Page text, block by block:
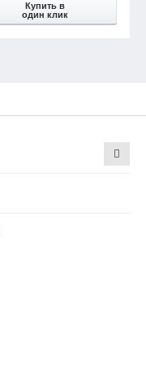
Купить в
один клик